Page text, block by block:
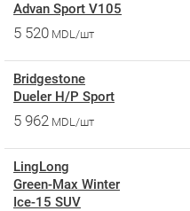
Advan Sport V105
5 520 MDL/шт
Bridgestone
Dueler H/P Sport
5 962 MDL/шт
LingLong
Green-Max Winter
Ice-15 SUV